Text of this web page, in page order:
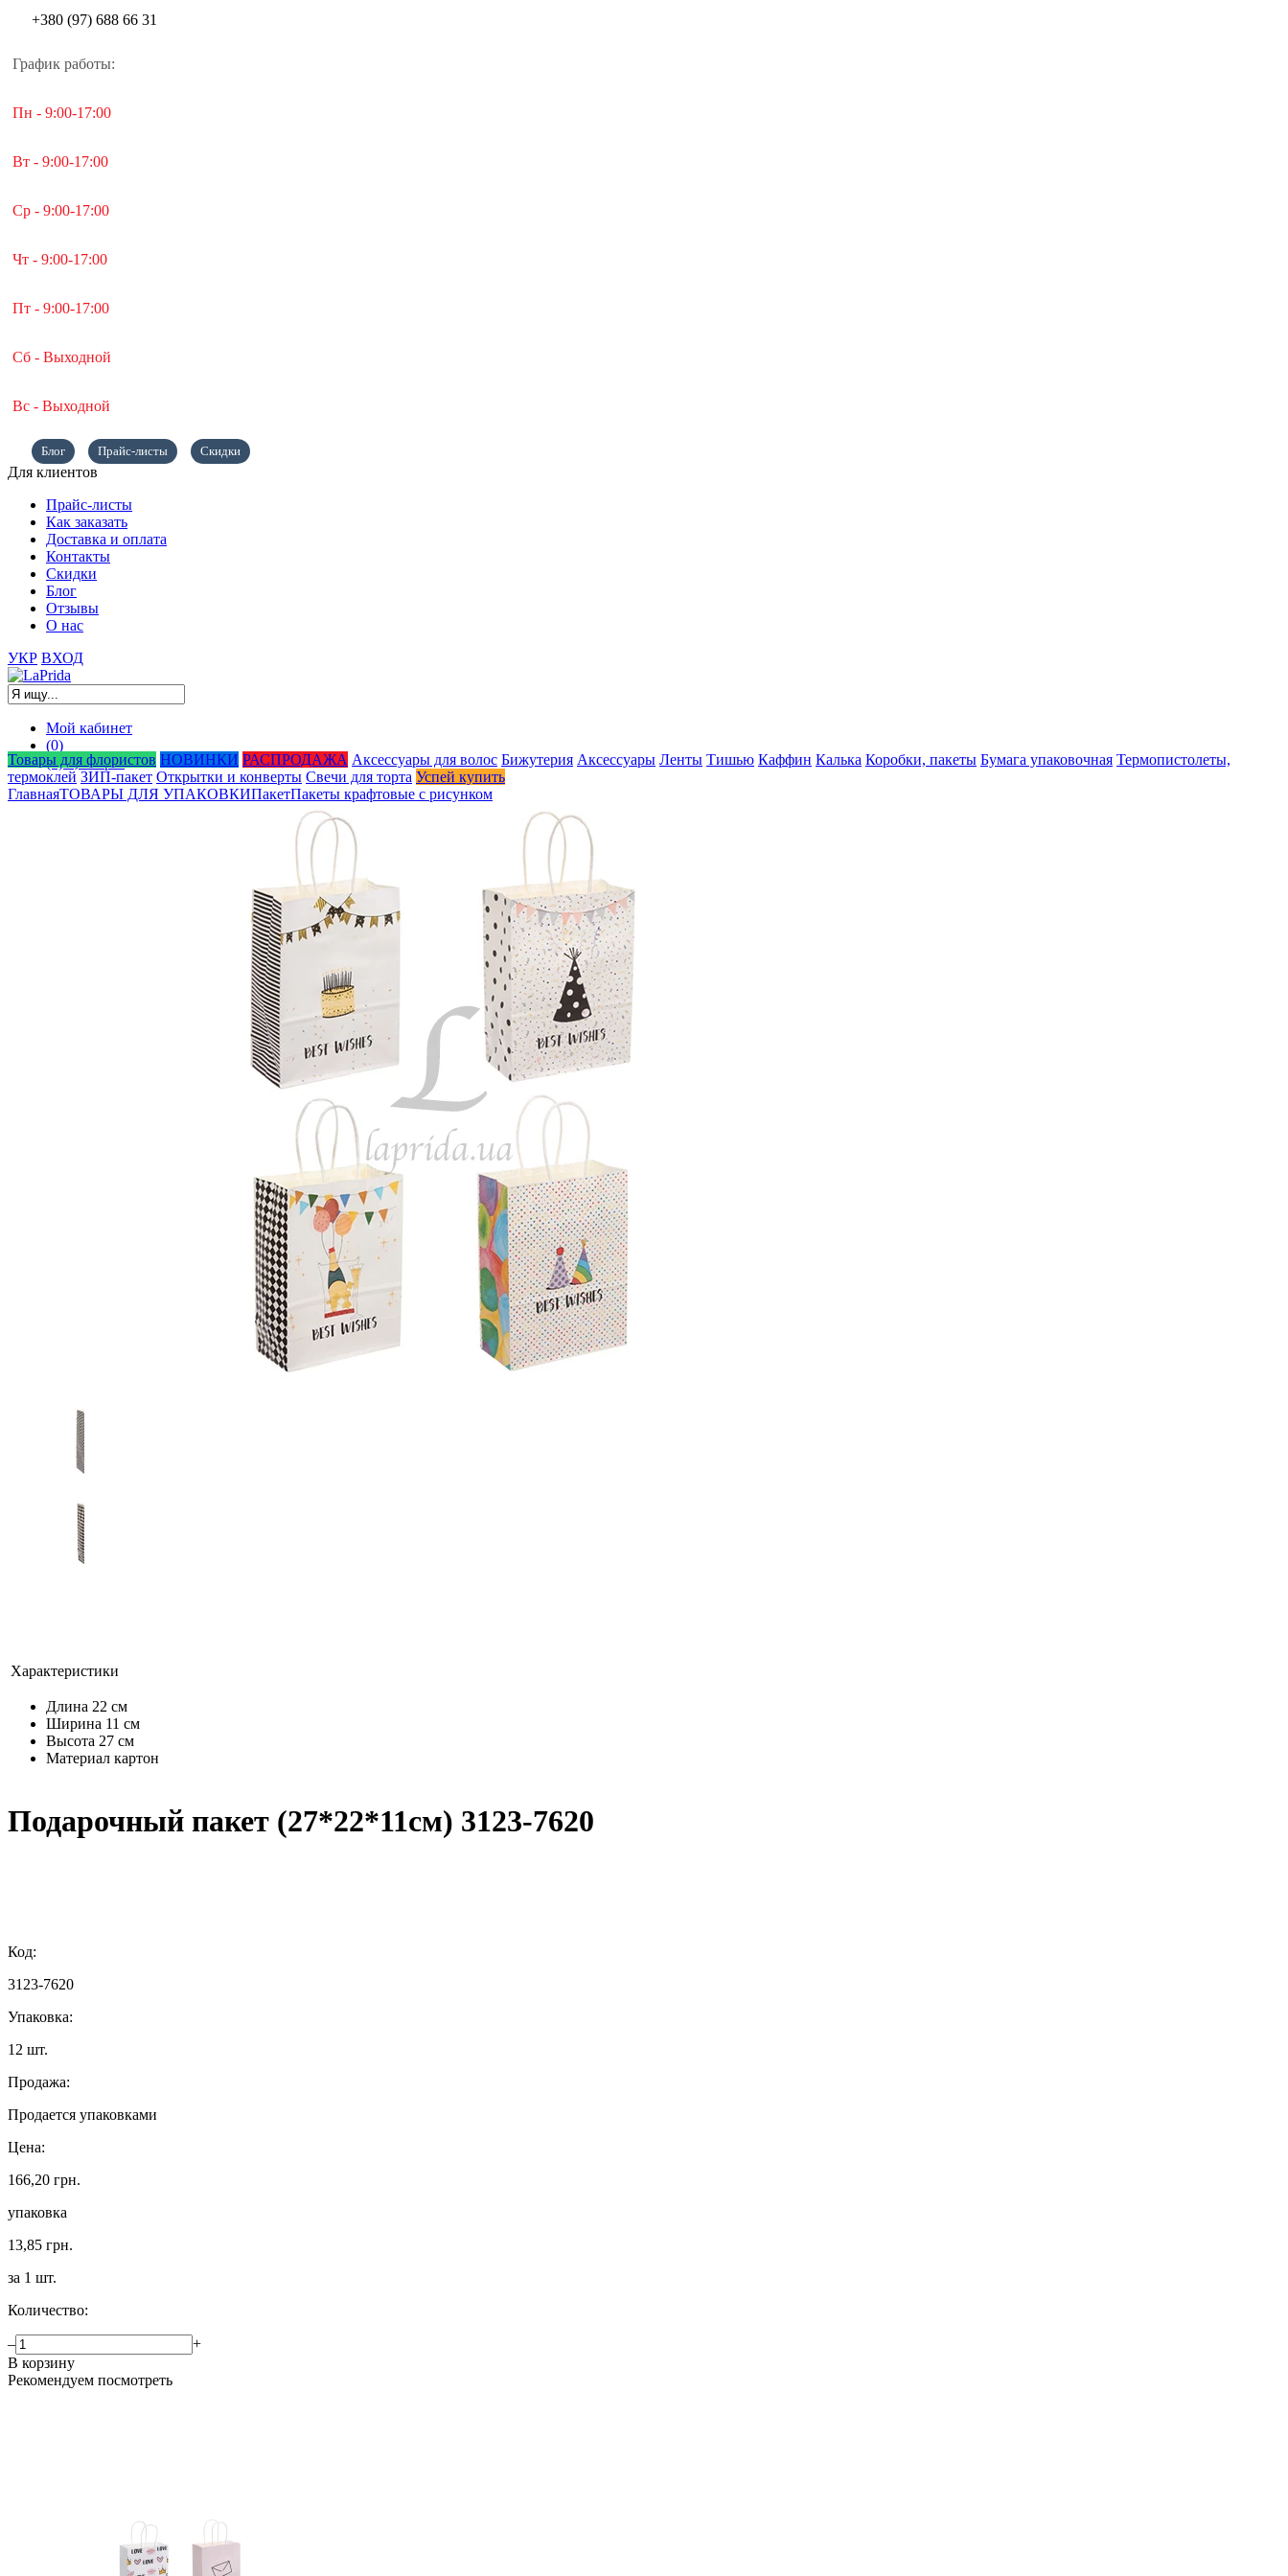
+380 (97) 688 66 31
График работы:
Пн - 9:00-17:00
Вт - 9:00-17:00
Ср - 9:00-17:00
Чт - 9:00-17:00
Пт - 9:00-17:00
Сб - Выходной
Вс - Выходной
Блог Прайс-листы Скидки
Для клиентов
Прайс-листы
Как заказать
Доставка и оплата
Контакты
Скидки
Блог
Отзывы
О нас
УКР ВХОД
Мой кабинет
(0)
(0) 0,00грн.
Товары для флористов НОВИНКИ РАСПРОДАЖА Аксессуары для волос Бижутерия Аксессуары Ленты Тишью Каффин Калька Коробки, пакеты Бумага упаковочная Термопистолеты,
термоклей ЗИП-пакет Открытки и конверты Свечи для торта Успей купить
ГлавнаяТОВАРЫ ДЛЯ УПАКОВКИПакетПакеты крафтовые с рисунком
Характеристики
Длина 22 см
Ширина 11 см
Высота 27 см
Материал картон
Подарочный пакет (27*22*11см) 3123-7620
Код:
3123-7620
Упаковка:
12 шт.
Продажа:
Продается упаковками
Цена:
166,20 грн.
упаковка
13,85 грн.
за 1 шт.
Количество:
–
+
В корзину
Рекомендуем посмотреть